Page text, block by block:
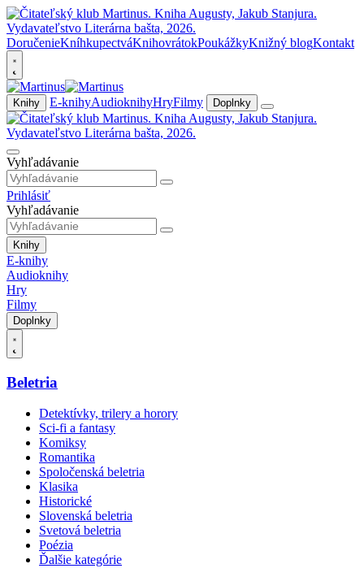
DoručenieKníhkupectváKnihovrátokPoukážkyKnižný blogKontakt
Knihy E-knihyAudioknihyHryFilmy Doplnky
Vyhľadávanie
Prihlásiť
Vyhľadávanie
Knihy
E-knihy
Audioknihy
Hry
Filmy
Doplnky
Beletria
Detektívky, trilery a horory
Sci-fi a fantasy
Komiksy
Romantika
Spoločenská beletria
Klasika
Historické
Slovenská beletria
Svetová beletria
Poézia
Ďalšie kategórie